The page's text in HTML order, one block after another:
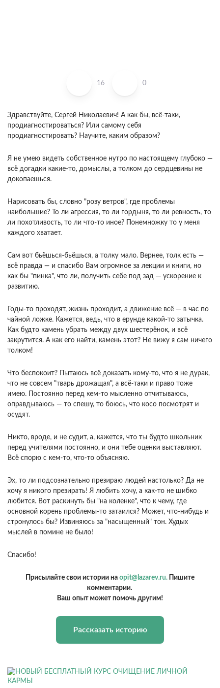
16 0
Здравствуйте, Сергей Николаевич! А как бы, всё-таки,
продиагностироваться? Или самому себя
продиагностировать? Научите, каким образом?
Я не умею видеть собственное нутро по настоящему глубоко —
всё догадки какие-то, домыслы, а толком до сердцевины не
докопаешься.
Нарисовать бы, словно "розу ветров", где проблемы
наибольшие? То ли агрессия, то ли гордыня, то ли ревность, то
ли похотливость, то ли что-то иное? Понемножку то у меня
каждого хватает.
Сам вот бьёшься-бьёшься, а толку мало. Вернее, толк есть —
всё правда — и спасибо Вам огромное за лекции и книги, но
как бы "пинка", что ли, получить себе под зад — ускорение к
развитию.
Годы-то проходят, жизнь проходит, а движение всё — в час по
чайной ложке. Кажется, ведь, что в ерунде какой-то затычка.
Как будто камень убрать между двух шестерёнок, и всё
закрутится. А как его найти, камень этот? Не вижу я сам ничего
толком!
Что беспокоит? Пытаюсь всё доказать кому-то, что я не дурак,
что не совсем "тварь дрожащая", а всё-таки и право тоже
имею. Постоянно перед кем-то мысленно отчитываюсь,
оправдываюсь — то спешу, то боюсь, что косо посмотрят и
осудят.
Никто, вроде, и не судит, а, кажется, что ты будто школьник
перед учителями постоянно, и они тебе оценки выставляют.
Всё спорю с кем-то, что-то объясняю.
Эх, то ли подсознательно презираю людей настолько? Да не
хочу я никого презирать! Я любить хочу, а как-то не шибко
любится. Вот раскинуть бы "на коленке", что к чему, где
основной корень проблемы-то затаился? Может, что-нибудь и
стронулось бы? Извиняюсь за "насыщенный" тон. Худых
мыслей в помине не было!
Спасибо!
Присылайте свои истории на opit@lazarev.ru. Пишите
комментарии.
Ваш опыт может помочь другим!
Рассказать историю